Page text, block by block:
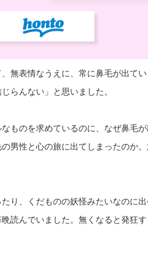
無表情なうえに、常に鼻毛が出て
らんない」と思いました。
ものを求めているのに、なぜ鼻毛
男性と心の旅に出てしまったのか
り、くだものの妖怪みたいなのに
読んでいました。無くなると発狂